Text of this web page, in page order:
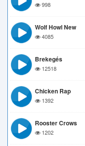
998
Wolf Howl New
4085
Brekegés
12518
Chicken Rap
1392
Rooster Crows
1202